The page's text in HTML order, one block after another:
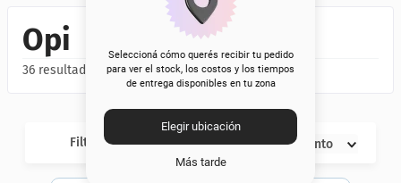
Seleccioná cómo querés recibir tu pedido
para ver el stock, los costos y los tiempos
de entrega disponibles en tu zona
Elegir ubicación
Más tarde
Opi
36
Filtros Descuento
corrector
base